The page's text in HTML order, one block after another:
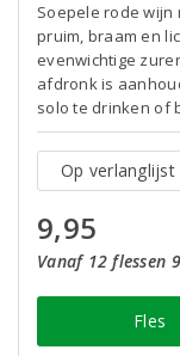
Soepele rode wijn
pruim, braam en
evenwichtige
afdronk is
solo te drinken of
Op verlanglijst
9,95
Vanaf 12 flessen
Fles